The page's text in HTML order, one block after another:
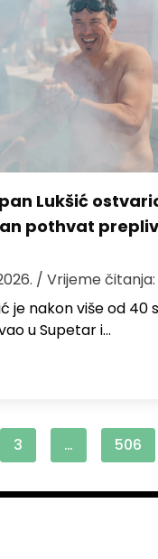
Lukšić
pothvat
/ Vrijeme
je nakon više od 40
u Supetar i…
3 … 506